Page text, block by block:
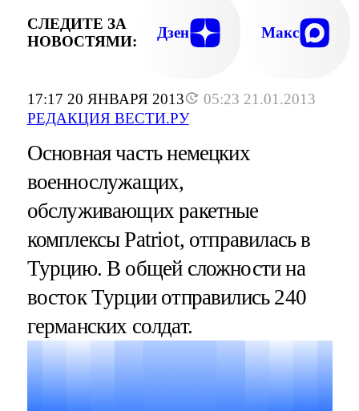
17:17 20 ЯНВАРЯ 2013
05:23 21.01.2013
РЕДАКЦИЯ ВЕСТИ.РУ
СЛЕДИТЕ ЗА
НОВОСТЯМИ:
Дзен Макс
Основная часть немецких
военнослужащих,
обслуживающих ракетные
комплексы Patriot, отправилась в
Турцию. В общей сложности на
восток Турции отправились 240
германских солдат.